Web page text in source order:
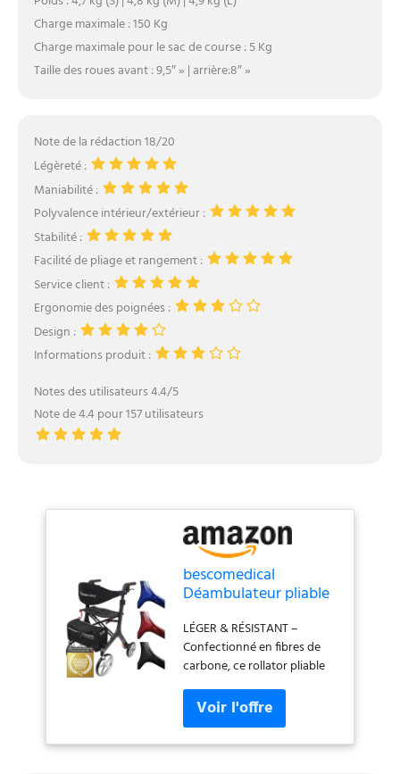
Charge maximale : 150 Kg
Charge maximale pour le sac de course : 5 Kg
Taille des roues avant : 9,5″ » | arrière:8″ »
Note de la rédaction 18/20
Légèreté :
Maniabilité :
Polyvalence intérieur/extérieur :
Stabilité :
Facilité de pliage et rangement :
Service client :
Ergonomie des poignées :
Design :
Informations produit :
Notes des utilisateurs 4.4/5
Note de 4.4 pour 157 utilisateurs
bescomedical
Déambulateur pliable
Gris graphite
LÉGER & RÉSISTANT –
Confectionné en fibres de
carbone, ce rollator pliable
allie robustesse et légèreté. Il
ne pèse que 5,8 kg – ce qui
le rend facile à utiliser – et
supporte un poids maximal